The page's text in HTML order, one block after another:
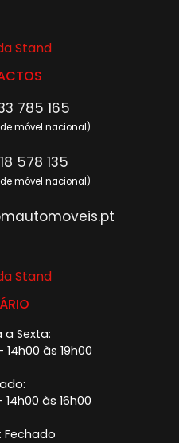
785 165
móvel nacional)
578 135
móvel nacional)
a Sexta:
14h00 às 19h00
14h00 às 16h00
Fechado